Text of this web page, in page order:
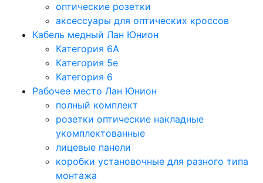
оптические розетки
аксессуары для оптических кроссов
Кабель медный Лан Юнион
Категория 6A
Категория 5e
Категория 6
Рабочее место Лан Юнион
полный комплект
розетки оптические накладные
укомплектованные
лицевые панели
коробки установочные для разного типа
монтажа